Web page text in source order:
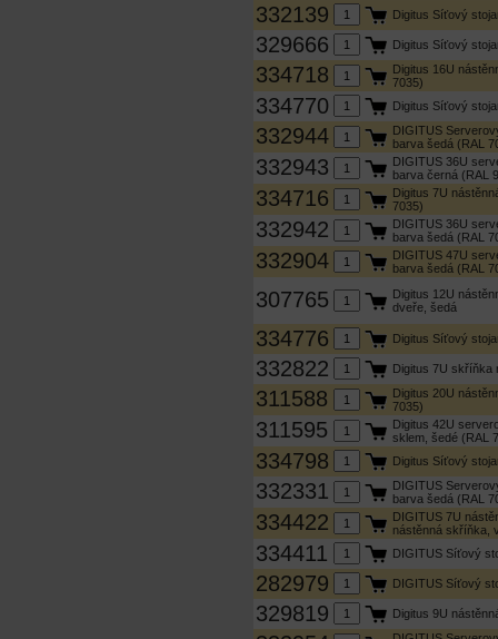
332139 Digitus Síťový
329666 Digitus Síťový
334718
Digitus 16U
7035)
334770 Digitus Síťový
332944
DIGITUS
barva šedá (RAL
332943
DIGITUS 36U
barva černá (RAL
334716
Digitus 7U
7035)
332942
DIGITUS 36U
barva šedá (RAL
332904
DIGITUS 47U
barva šedá (RAL
307765
Digitus 12U
dveře, šedá
334776 Digitus Síťový
332822 Digitus 7U skříňka
311588
Digitus 20U
7035)
311595
Digitus 42U
sklem, šedé (RAL
334798 Digitus Síťový
332331
DIGITUS
barva šedá (RAL
334422
DIGITUS 7U
nástěnná skříňka,
334411 DIGITUS Síťový
282979 DIGITUS Síťový
329819 Digitus 9U